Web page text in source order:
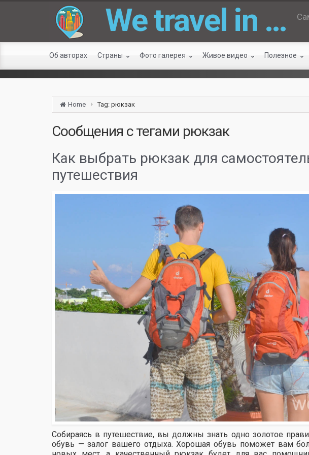
We travel in …
Об авторах Страны Фото галерея Живое видео Полезное
Home Tag: рюкзак
Сообщения с тегами рюкзак
Как выбрать рюкзак для
путешествия
Собираясь в путешествие, вы должны знать одно золотое
обувь — залог вашего отдыха. Хорошая обувь поможет вам